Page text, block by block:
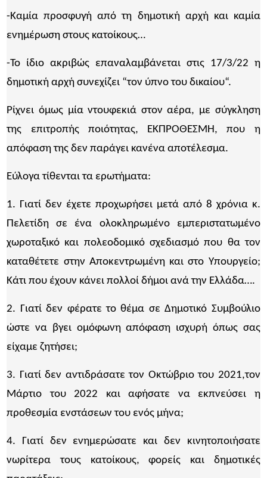
-Καμία προσφυγή από τη δημοτική αρχή και καμία
ενημέρωση στους κατοίκους…
-Το ίδιο ακριβώς επαναλαμβάνεται στις 17/3/22 η
δημοτική αρχή συνεχίζει “τον ύπνο του δικαίου“.
Ρίχνει όμως μία ντουφεκιά στον αέρα, με σύγκληση
της επιτροπής ποιότητας, ΕΚΠΡΟΘΕΣΜΗ, που η
απόφαση της δεν παράγει κανένα αποτέλεσμα.
Εύλογα τίθενται τα ερωτήματα:
1. Γιατί δεν έχετε προχωρήσει μετά από 8 χρόνια κ.
Πελετίδη σε ένα ολοκληρωμένο εμπεριστατωμένο
χωροταξικό και πολεοδομικό σχεδιασμό που θα τον
καταθέτετε στην Αποκεντρωμένη και στο Υπουργείο;
Κάτι που έχουν κάνει πολλοί δήμοι ανά την Ελλάδα….
2. Γιατί δεν φέρατε το θέμα σε Δημοτικό Συμβούλιο
ώστε να βγει ομόφωνη απόφαση ισχυρή όπως σας
είχαμε ζητήσει;
3. Γιατί δεν αντιδράσατε τον Οκτώβριο του 2021,τον
Μάρτιο του 2022 και αφήσατε να εκπνεύσει η
προθεσμία ενστάσεων του ενός μήνα;
4. Γιατί δεν ενημερώσατε και δεν κινητοποιήσατε
νωρίτερα τους κατοίκους, φορείς και δημοτικές